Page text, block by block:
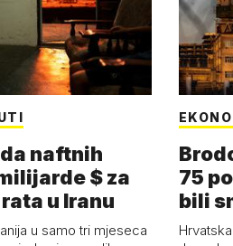
naftnih
$ za
u Iranu
u samo tri mjeseca
75
bili